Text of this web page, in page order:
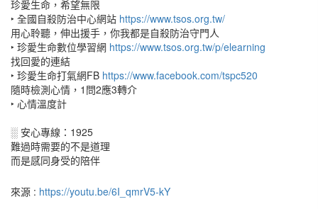
珍愛生命，希望無限
‣ 全國自殺防治中心網站 https://www.tsos.org.tw/
用心聆聽，伸出援手，你我都是自殺防治守門人
‣ 珍愛生命數位學習網 https://www.tsos.org.tw/p/elearning
找回愛的連結
‣ 珍愛生命打氣網FB https://www.facebook.com/tspc520
隨時檢測心情，1問2應3轉介
‣ 心情溫度計
░ 安心專線：1925
難過時需要的不是道理
而是感同身受的陪伴
來源 : https://youtu.be/6I_qmrV5-kY